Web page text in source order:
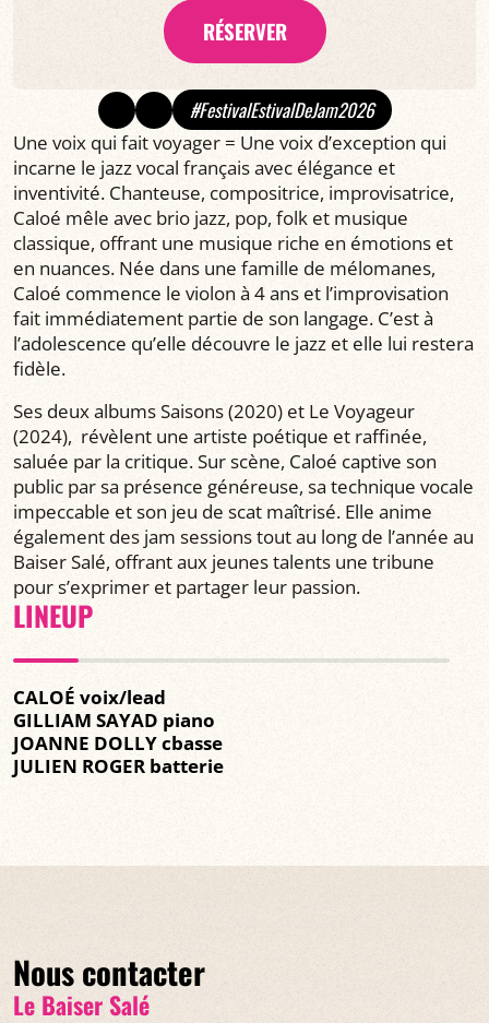
RÉSERVER
#FestivalEstivalDeJam2026
Une voix qui fait voyager = Une voix d’exception qui
incarne le jazz vocal français avec élégance et
inventivité. Chanteuse, compositrice, improvisatrice,
Caloé mêle avec brio jazz, pop, folk et musique
classique, offrant une musique riche en émotions et
en nuances. Née dans une famille de mélomanes,
Caloé commence le violon à 4 ans et l’improvisation
fait immédiatement partie de son langage. C’est à
l’adolescence qu’elle découvre le jazz et elle lui restera
fidèle.
Ses deux albums Saisons (2020) et Le Voyageur
(2024), révèlent une artiste poétique et raffinée,
saluée par la critique. Sur scène, Caloé captive son
public par sa présence généreuse, sa technique vocale
impeccable et son jeu de scat maîtrisé. Elle anime
également des jam sessions tout au long de l’année au
Baiser Salé, offrant aux jeunes talents une tribune
pour s’exprimer et partager leur passion.
LINEUP
CALOÉ voix/lead
GILLIAM SAYAD piano
JOANNE DOLLY cbasse
JULIEN ROGER batterie
Nous contacter
Le Baiser Salé